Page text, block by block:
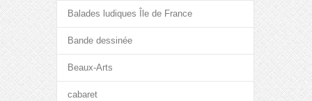
Balades ludiques Île de France
Bande dessinée
Beaux-Arts
cabaret